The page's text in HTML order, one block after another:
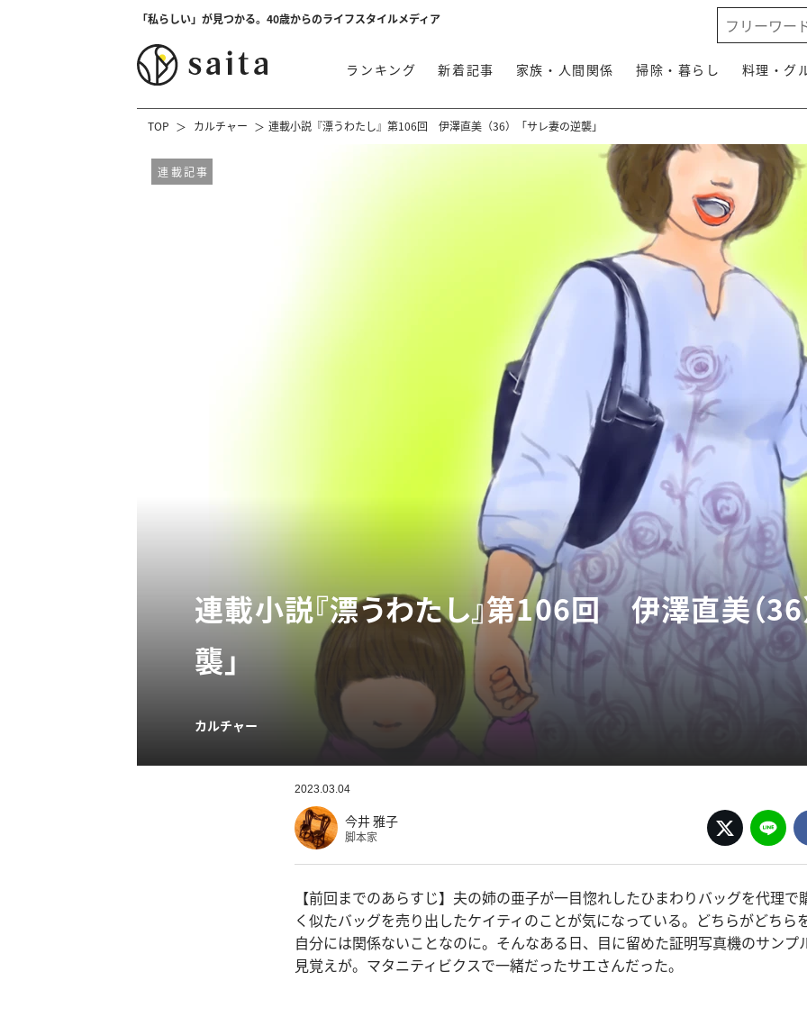
「私らしい」が見つかる。40歳からのライフスタイルメディア
ランキング 新着記事 家族・人間関係 掃除・暮らし 料理・グ
TOP カルチャー 連載小説『漂うわたし』第106回 伊澤直美（36）「サレ妻の逆襲」
連載記事
連載小説『漂うわたし』第106回 伊澤直美（36
襲」
カルチャー
2023.03.04
今井 雅子
脚本家
【前回までのあらすじ】夫の姉の亜子が一目惚れしたひまわりバッグを代理で
く似たバッグを売り出したケイティのことが気になっている。どちらがどちら
自分には関係ないことなのに。そんなある日、目に留めた証明写真機のサンプ
見覚えが。マタニティビクスで一緒だったサエさんだった。